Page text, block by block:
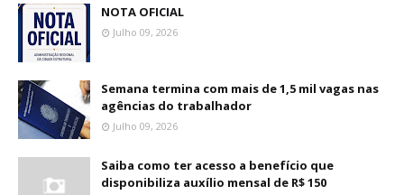
NOTA OFICIAL
Julho 09, 2026
Semana termina com mais de 1,5 mil vagas nas
agências do trabalhador
Julho 09, 2026
Saiba como ter acesso a benefício que
disponibiliza auxílio mensal de R$ 150